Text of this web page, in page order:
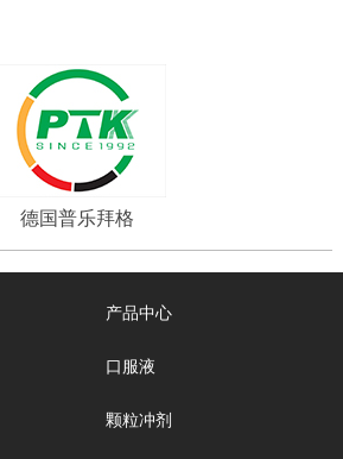
德国普乐拜格
产品中心
口服液
颗粒冲剂